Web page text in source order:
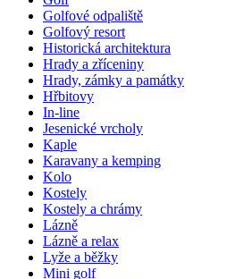
Golfové odpaliště
Golfový resort
Historická architektura
Hrady a zříceniny
Hrady, zámky a památky
Hřbitovy
In-line
Jesenické vrcholy
Kaple
Karavany a kemping
Kolo
Kostely
Kostely a chrámy
Lázně
Lázně a relax
Lyže a běžky
Mini golf